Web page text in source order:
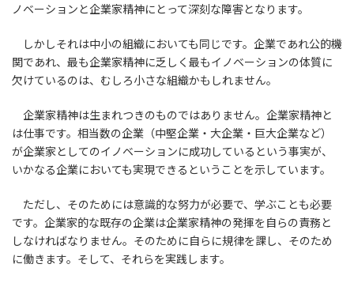
ノベーションと企業家精神にとって深刻な障害となります。
しかしそれは中小の組織においても同じです。企業であれ公的機
関であれ、最も企業家精神に乏しく最もイノベーションの体質に
欠けているのは、むしろ小さな組織かもしれません。
企業家精神は生まれつきのものではありません。企業家精神と
は仕事です。相当数の企業（中堅企業・大企業・巨大企業など）
が企業家としてのイノベーションに成功しているという事実が、
いかなる企業においても実現できるということを示しています。
ただし、そのためには意識的な努力が必要で、学ぶことも必要
です。企業家的な既存の企業は企業家精神の発揮を自らの責務と
しなければなりません。そのために自らに規律を課し、そのため
に働きます。そして、それらを実践します。